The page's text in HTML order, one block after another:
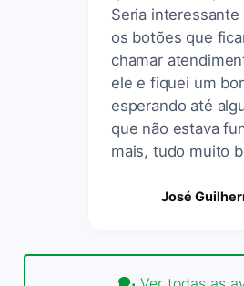
Seria
os botões que
chamar
ele e fiquei um
esperando até
que não estava
mais, tudo muito
José